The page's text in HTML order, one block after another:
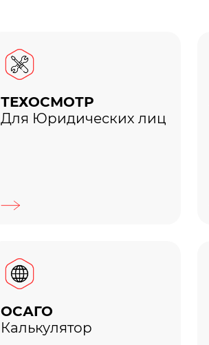
ТЕХОСМОТР
Для Юридических лиц
ОСАГО
Калькулятор